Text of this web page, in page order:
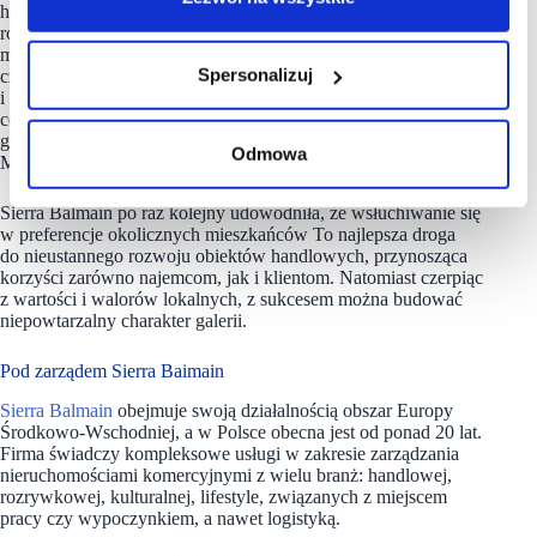
Spersonalizuj
Odmowa
handlowej CH Osowa, a jednocześnie stworzenie pakietu
różnorodnych rozrywek, które przy okazji zakupów pozwolą
mieszkańcom Gdańska i całego Trójmiasta spędzić przyjemnie
czas. Udało nam się tchnąć w galerię nowe życie, a wyniki
i liczby potwierdzają, że obrany przez nas kierunek rozwoju
centrum jest bardzo słuszny i z pewnością będziemy
go kontynuować”
Manager, Sierra Balmain.
Sierra Balmain po raz kolejny udowodniła, że wsłuchiwanie się
w preferencje okolicznych mieszkańców To najlepsza droga
do nieustannego rozwoju obiektów handlowych, przynosząca
korzyści zarówno najemcom, jak i klientom. Natomiast czerpiąc
z wartości i walorów lokalnych, z sukcesem można budować
niepowtarzalny charakter galerii.
Pod zarządem Sierra Baimain
Sierra Balmain obejmuje swoją działalnością obszar Europy
Środkowo-Wschodniej, a w Polsce obecna jest od ponad 20 lat.
Firma świadczy kompleksowe usługi w zakresie zarządzania
nieruchomościami komercyjnymi z wielu branż: handlowej,
rozrywkowej, kulturalnej, lifestyle, związanych z miejscem
pracy czy wypoczynkiem, a nawet logistyką.